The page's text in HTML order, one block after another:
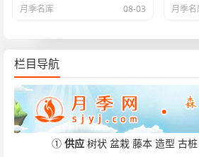
月季名库 08-03 月季名
栏目导航
① 供应 树状 盆栽 藤本 造型 古桩